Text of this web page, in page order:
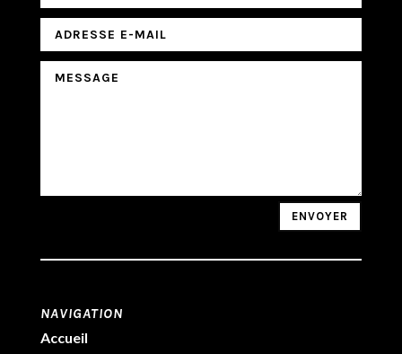
ENVOYER
NAVIGATION
Accueil